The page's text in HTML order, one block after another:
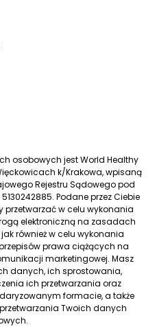
osobowych jest World Healthy
k/Krakowa, wpisaną
Rejestru Sądowego pod
Podane przez Ciebie
przetwarzać w celu wykonania
elektroniczną na zasadach
również w celu wykonania
prawa ciążących na
marketingowej. Masz
danych, ich sprostowania,
ich przetwarzania oraz
formacie, a także
Twoich danych